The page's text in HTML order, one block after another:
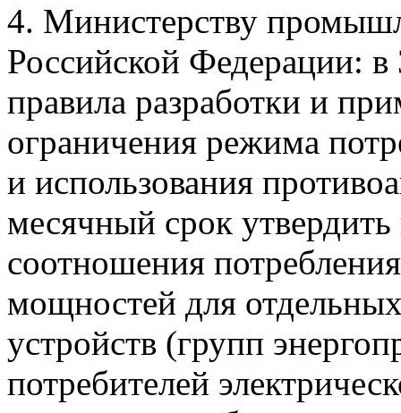
4. Министерству
Российской Федерации:
правила разработки и
ограничения режима
и использования
месячный срок утвердить
соотношения
мощностей для
устройств (групп
потребителей